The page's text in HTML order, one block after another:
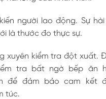
người lao động. Sự
là thước đo thực sự.
xuyên kiểm tra đột xuất.
tra bất ngờ bếp ăn
để đảm bảo cam kết
túc.